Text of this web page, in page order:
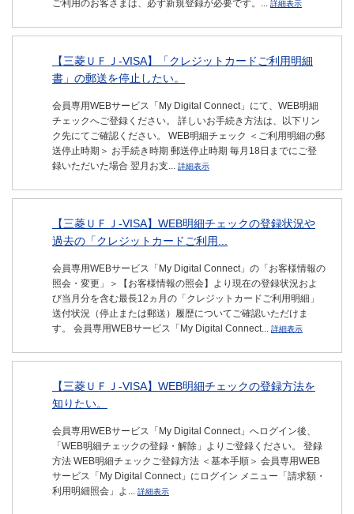
ご利用のお客さまは、必ず新規登録が必要です。... 詳細表示
【三菱ＵＦＪ-VISA】「クレジットカードご利用明細
書」の郵送を停止したい。
会員専用WEBサービス「My Digital Connect」にて、WEB明細
チェックへご登録ください。 詳しいお手続き方法は、以下リン
ク先にてご確認ください。 WEB明細チェック ＜ご利用明細の郵
送停止時期＞ お手続き時期 郵送停止時期 毎月18日までにご登
録いただいた場合 翌月お支... 詳細表示
【三菱ＵＦＪ-VISA】WEB明細チェックの登録状況や
過去の「クレジットカードご利用...
会員専用WEBサービス「My Digital Connect」の「お客様情報の
照会・変更」＞【お客様情報の照会】より現在の登録状況およ
び当月分を含む最長12ヵ月の「クレジットカードご利用明細」
送付状況（停止または郵送）履歴についてご確認いただけま
す。 会員専用WEBサービス「My Digital Connect... 詳細表示
【三菱ＵＦＪ-VISA】WEB明細チェックの登録方法を
知りたい。
会員専用WEBサービス「My Digital Connect」へログイン後、
「WEB明細チェックの登録・解除」よりご登録ください。 登録
方法 WEB明細チェックご登録方法 ＜基本手順＞ 会員専用WEB
サービス「My Digital Connect」にログイン メニュー「請求額・
利用明細照会」よ... 詳細表示